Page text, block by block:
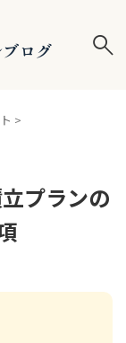
ログ
>
プランの